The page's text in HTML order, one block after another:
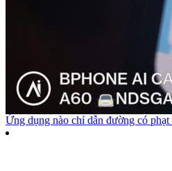
Ứng dụng nào chỉ dẫn đường có